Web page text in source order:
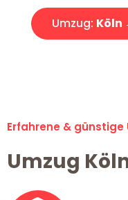
Umzug: Köln
Erfahrene & günstige
Umzug